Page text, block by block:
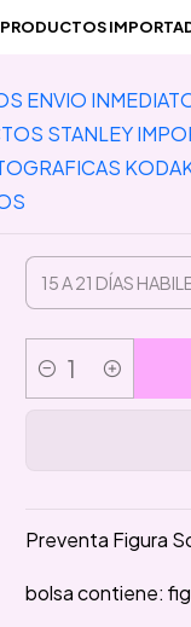
ENVIO
STANLEY
Hippers Preventa
Cantidad
Preventa Figura
bolsa contiene: